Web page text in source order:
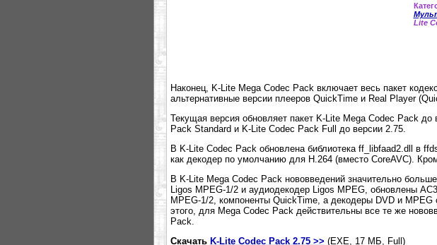
Lite
Наконец, K-Lite Mega Codec Pack включает весь пакет
альтернативные версии плееров QuickTime и Real Player
Текущая версия обновляет пакет K-Lite Mega Codec Pack до
Pack Standard и K-Lite Codec Pack Full до версии 2.75.
В K-Lite Codec Pack обновлена библиотека ff_libfaad2.dll в
как декодер по умолчанию для H.264 (вместо CoreAVC).
В K-Lite Mega Codec Pack нововведений значительно
Ligos MPEG-1/2 и аудиодекодер Ligos MPEG, обновлены
MPEG-1/2, компоненты QuickTime, а декодеры DVD и
этого, для Mega Codec Pack действительны все те же
Pack.
Скачать K-Lite Codec Pack 2.75 >> (EXE, 17 МБ, Full)